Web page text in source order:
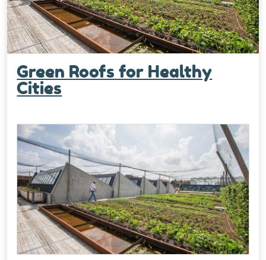
Green Roofs for Healthy
Cities